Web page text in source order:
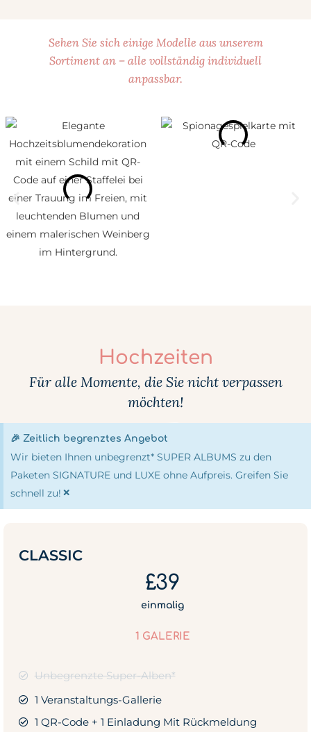
Sehen Sie sich einige Modelle aus unserem
Sortiment an – alle vollständig individuell
anpassbar.
Hochzeiten
Für alle Momente, die Sie nicht verpassen
möchten!
🎉 Zeitlich begrenztes Angebot
Wir bieten Ihnen unbegrenzt* SUPER ALBUMS zu den
Paketen SIGNATURE und LUXE ohne Aufpreis. Greifen Sie
schnell zu! ×
CLASSIC
£39
einmalig
1 GALERIE
Unbegrenzte Super-Alben*
1 Veranstaltungs-Gallerie
1 QR-Code + 1 Einladung Mit Rückmeldung